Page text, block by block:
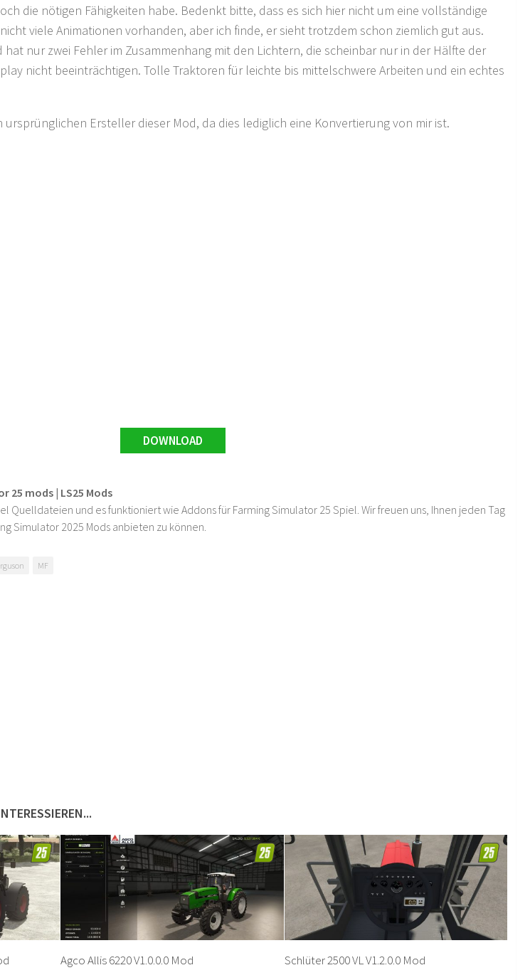
die nötigen Fähigkeiten habe. Bedenkt bitte, dass es sich hier nicht um eine vollständige
viele Animationen vorhanden, aber ich finde, er sieht trotzdem schon ziemlich gut aus.
nur zwei Fehler im Zusammenhang mit den Lichtern, die scheinbar nur in der Hälfte der
nicht beeinträchtigen. Tolle Traktoren für leichte bis mittelschwere Arbeiten und ein echtes
ursprünglichen Ersteller dieser Mod, da dies lediglich eine Konvertierung von mir ist.
DOWNLOAD
25 mods | LS25 Mods
Quelldateien und es funktioniert wie Addons für Farming Simulator 25 Spiel. Wir freuen uns, Ihnen jeden Tag
Simulator 2025 Mods anbieten zu können.
MF
Agco Allis 6220 V1.0.0.0 Mod Schlüter 2500 VL V1.2.0.0 Mod